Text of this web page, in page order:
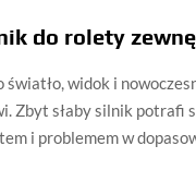
do rolety
światło, widok i
Zbyt słaby silnik potrafi
i problemem w